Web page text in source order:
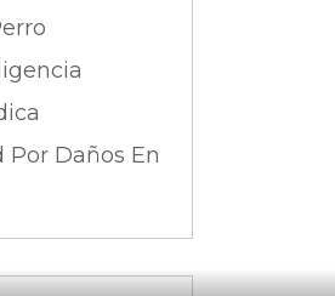
Por Daños En